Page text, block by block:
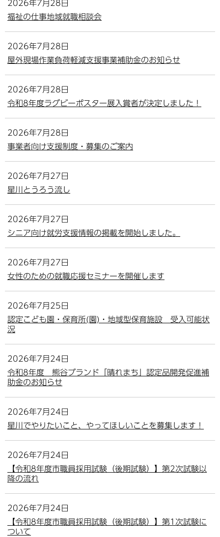
2026年7月28日
福祉の仕事地域就職相談会
2026年7月28日
屋外現場作業負荷軽減支援事業補助金のお知らせ
2026年7月28日
令和8年度ラグビーポスター展入賞者が決定しました！
2026年7月28日
事業者向け支援制度・募集のご案内
2026年7月27日
星川とうろう流し
2026年7月27日
シニア向け就労支援情報の掲載を開始しました。
2026年7月27日
女性のための就職応援セミナーを開催します
2026年7月25日
認定こども園・保育所(園)・地域型保育施設 受入可能状
況
2026年7月24日
令和8年度 熊谷ブランド「晴れまち」認定品開発促進補
助金のお知らせ
2026年7月24日
星川でやりたいこと、やってほしいことを募集します！
2026年7月24日
【令和8年度市職員採用試験（後期試験）】第2次試験以
降の流れ
2026年7月24日
【令和8年度市職員採用試験（後期試験）】第1次試験に
ついて